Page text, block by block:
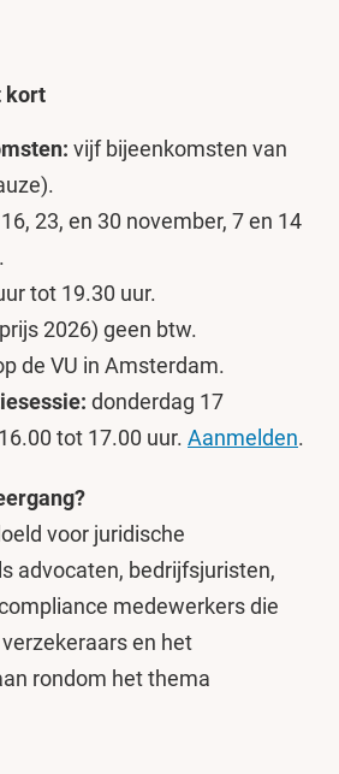
kort
vijf bijeenkomsten van
23, en 30 november, 7 en 14
tot 19.30 uur.
2026) geen btw.
de VU in Amsterdam.
donderdag 17
tot 17.00 uur. Aanmelden.
voor juridische
advocaten, bedrijfsjuristen,
medewerkers die
en het
rondom het thema